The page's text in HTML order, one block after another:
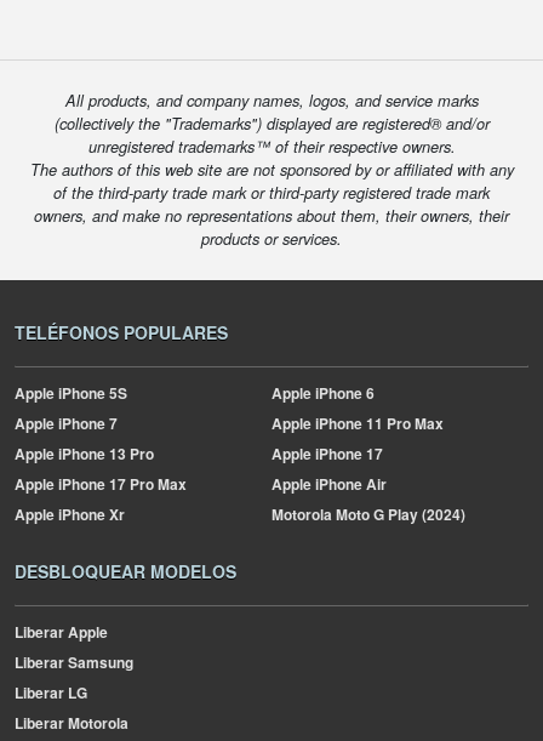
All products, and company names, logos, and service marks
(collectively the "Trademarks") displayed are registered® and/or
unregistered trademarks™ of their respective owners.
The authors of this web site are not sponsored by or affiliated with any
of the third-party trade mark or third-party registered trade mark
owners, and make no representations about them, their owners, their
products or services.
TELÉFONOS POPULARES
AppleiPhone 5S AppleiPhone 6
AppleiPhone 7 AppleiPhone 11 Pro Max
AppleiPhone 13 Pro AppleiPhone 17
AppleiPhone 17 Pro Max AppleiPhone Air
AppleiPhone Xr MotorolaMoto G Play (2024)
DESBLOQUEAR MODELOS
Liberar Apple
Liberar Samsung
Liberar LG
Liberar Motorola